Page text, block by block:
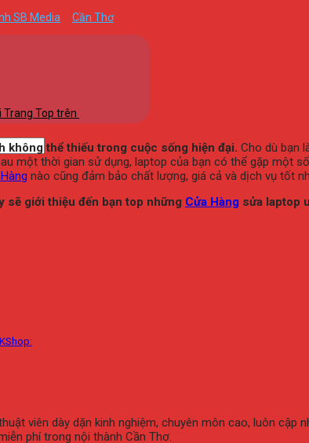
SB Media
Cần Thơ
Trang Top trên
không thể thiếu trong cuộc sống hiện đại. Cho dù bạn
một thời gian sử dụng, laptop của bạn có thể gặp một
nào cũng đảm bảo chất lượng, giá cả và dịch vụ tốt
sẽ giới thiệu đến bạn top những Cửa Hàng sửa laptop
viên dày dặn kinh nghiệm, chuyên môn cao, luôn
phí trong nội thành Cần Thơ.